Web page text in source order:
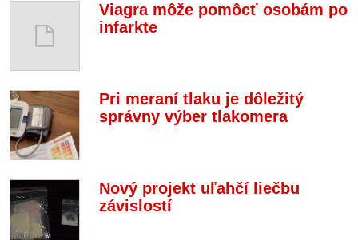
Viagra môže pomôcť osobám po
infarkte
Pri meraní tlaku je dôležitý
správny výber tlakomera
Nový projekt uľahčí liečbu
závislostí